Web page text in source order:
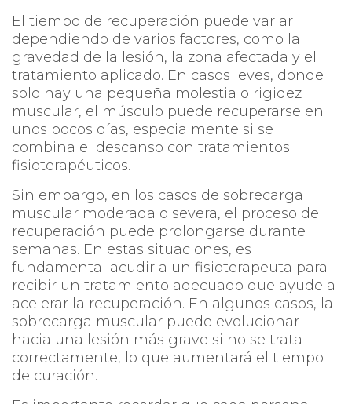
El tiempo de recuperación puede variar
dependiendo de varios factores, como la
gravedad de la lesión, la zona afectada y el
tratamiento aplicado. En casos leves, donde
solo hay una pequeña molestia o rigidez
muscular, el músculo puede recuperarse en
unos pocos días, especialmente si se
combina el descanso con tratamientos
fisioterapéuticos.
Sin embargo, en los casos de sobrecarga
muscular moderada o severa, el proceso de
recuperación puede prolongarse durante
semanas. En estas situaciones, es
fundamental acudir a un fisioterapeuta para
recibir un tratamiento adecuado que ayude a
acelerar la recuperación. En algunos casos, la
sobrecarga muscular puede evolucionar
hacia una lesión más grave si no se trata
correctamente, lo que aumentará el tiempo
de curación.